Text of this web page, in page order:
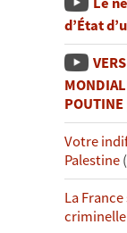
d’État
POUTINE
Votre
Palestine
La